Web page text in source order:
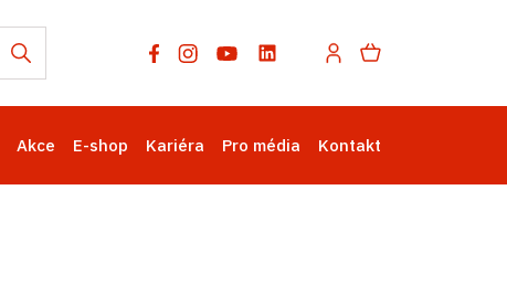
Akce E-shop Kariéra Pro média Kontakt